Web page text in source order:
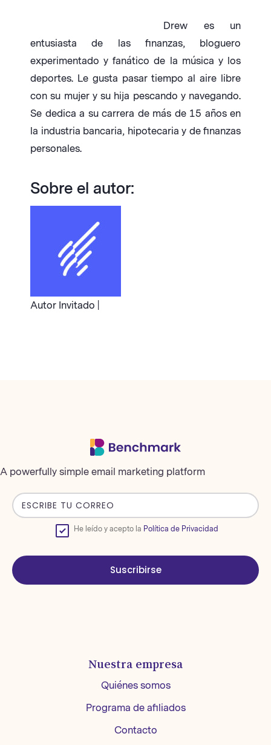
Drew es un
entusiasta de las finanzas, bloguero
experimentado y fanático de la música y los
deportes. Le gusta pasar tiempo al aire libre
con su mujer y su hija pescando y navegando.
Se dedica a su carrera de más de 15 años en
la industria bancaria, hipotecaria y de finanzas
personales.
Sobre el autor:
Autor Invitado |
A powerfully simple email marketing platform
He leído y acepto la Política de Privacidad
Suscribirse
Nuestra empresa
Quiénes somos
Programa de afiliados
Contacto